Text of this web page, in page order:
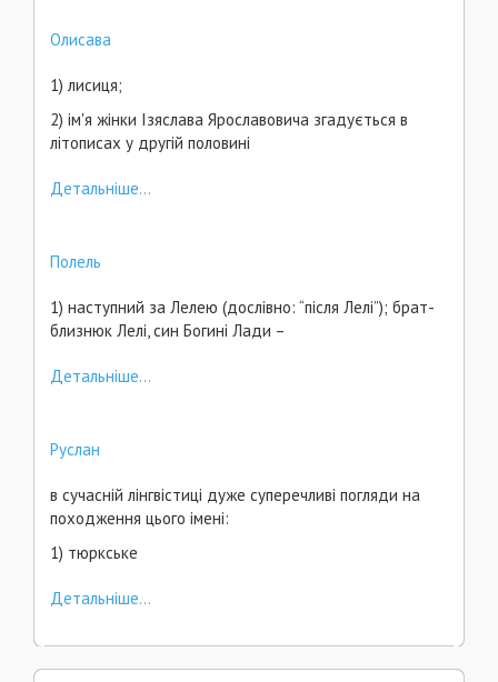
Олисава
1) лисиця;
2) ім'я жінки Ізяслава Ярославовича згадується в
літописах у другій половині
Детальніше...
Полель
1) наступний за Лелею (дослівно: “після Лелі”); брат-
близнюк Лелі, син Богині Лади –
Детальніше...
Руслан
в сучасній лінгвістиці дуже суперечливі погляди на
походження цього імені:
1) тюркське
Детальніше...